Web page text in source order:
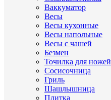
Ваккуматор
Весы
Весы кухонные
Весы напольные
Весы с чашей
Безмен
Точилка для ножей
Сосисочница
Гриль
Шашлышница
Плитка